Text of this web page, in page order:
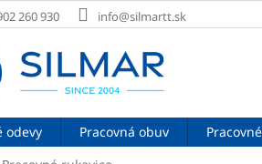
260 930 info@silmartt.sk
odevy Pracovná obuv